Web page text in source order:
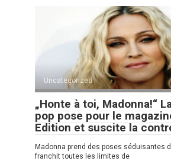
Uncategorized
„Honte à toi, Madonna!“
pop pose pour le
Edition et suscite la
Madonna prend des poses séduisantes
franchit toutes les limites de